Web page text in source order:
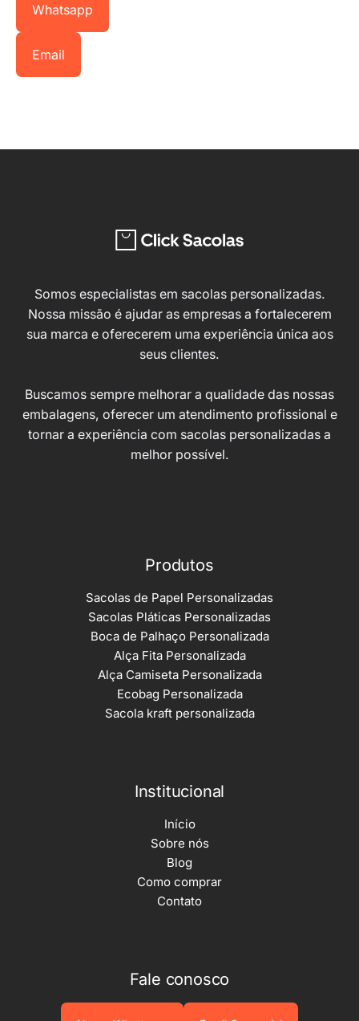
Whatsapp
Email
Somos especialistas em sacolas personalizadas.
Nossa missão é ajudar as empresas a fortalecerem
sua marca e oferecerem uma experiência única aos
seus clientes.
Buscamos sempre melhorar a qualidade das nossas
embalagens, oferecer um atendimento profissional e
tornar a experiência com sacolas personalizadas a
melhor possível.
Produtos
Sacolas de Papel Personalizadas
Sacolas Pláticas Personalizadas
Boca de Palhaço Personalizada
Alça Fita Personalizada
Alça Camiseta Personalizada
Ecobag Personalizada
Sacola kraft personalizada
Institucional
Início
Sobre nós
Blog
Como comprar
Contato
Fale conosco